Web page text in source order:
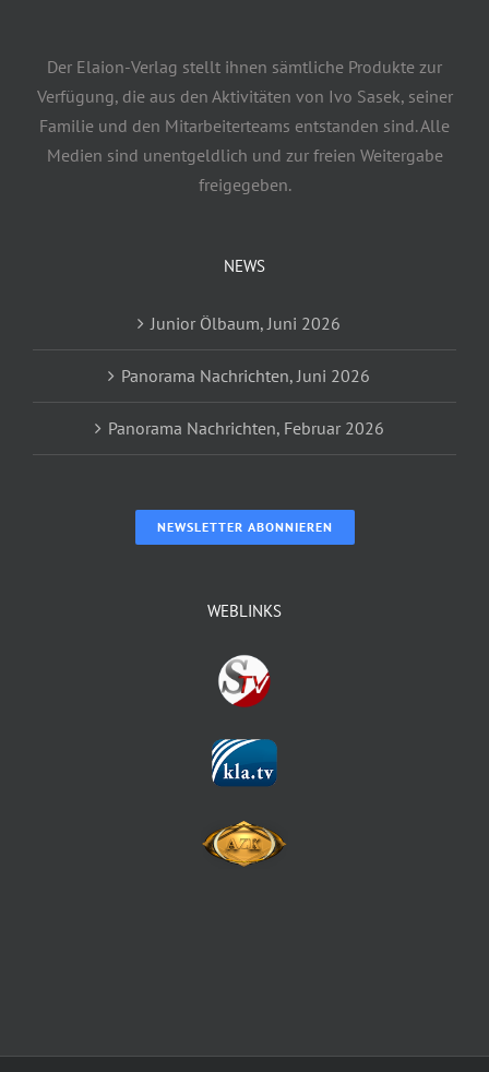
Der Elaion-Verlag stellt ihnen sämtliche Produkte zur
Verfügung, die aus den Aktivitäten von Ivo Sasek, seiner
Familie und den Mitarbeiterteams entstanden sind. Alle
Medien sind unentgeldlich und zur freien Weitergabe
freigegeben.
NEWS
Junior Ölbaum, Juni 2026
Panorama Nachrichten, Juni 2026
Panorama Nachrichten, Februar 2026
NEWSLETTER ABONNIEREN
WEBLINKS